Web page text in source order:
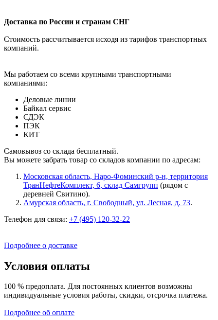
Доставка по России и странам СНГ
Стоимость рассчитывается исходя из тарифов транспортных
компаний.
Мы работаем со всеми крупными транспортными
компаниями:
Деловые линии
Байкал сервис
СДЭК
ПЭК
КИТ
Самовывоз со склада бесплатный.
Вы можете забрать товар со складов компании по адресам:
Московская область, Наро-Фоминский р-н, территория
ТранНефтеКомплект, 6, склад Самгрупп (рядом с
деревней Свитино).
Амурская область, г. Свободный, ул. Лесная, д. 73.
Телефон для связи: +7 (495) 120-32-22
Подробнее о доставке
Условия оплаты
100 % предоплата. Для постоянных клиентов возможны
индивидуальные условия работы, скидки, отсрочка платежа.
Подробнее об оплате